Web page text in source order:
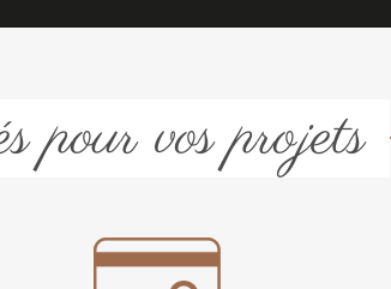
pour vos projets